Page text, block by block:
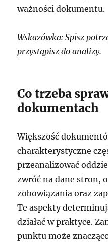
ważności dokumentu.
Wskazówka: Spisz
przystąpisz do analizy.
Co trzeba
dokumentach
Większość
charakterystyczne
przeanalizować
zwróć na dane stron,
zobowiązania oraz
Te aspekty
działać w praktyce.
punktu może